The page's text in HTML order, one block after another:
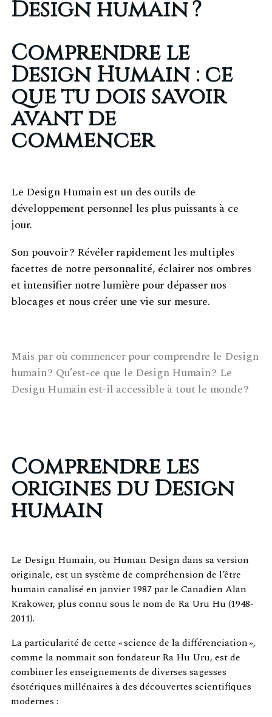
Design humain ?
Comprendre le
Design Humain : ce
que tu dois savoir
avant de
commencer
Le Design Humain est un des outils de
développement personnel les plus puissants à ce
jour.
Son pouvoir ? Révéler rapidement les multiples
facettes de notre personnalité, éclairer nos ombres
et intensifier notre lumière pour dépasser nos
blocages et nous créer une vie sur mesure.
Mais par où commencer pour comprendre le Design
humain ? Qu’est-ce que le Design Humain ? Le
Design Humain est-il accessible à tout le monde ?
Comprendre les
origines du Design
humain
Le Design Humain, ou Human Design dans sa version
originale, est un système de compréhension de l’être
humain canalisé en janvier 1987 par le Canadien Alan
Krakower, plus connu sous le nom de Ra Uru Hu (1948-
2011).
La particularité de cette « science de la différenciation »,
comme la nommait son fondateur Ra Hu Uru, est de
combiner les enseignements de diverses sagesses
ésotériques millénaires à des découvertes scientifiques
modernes :